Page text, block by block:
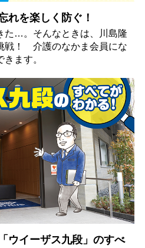
れを楽しく防ぐ！
た…。そんなときは、川島隆
戦！ 介護のなかま会員にな
ます。
ウイーザス九段」のすべ